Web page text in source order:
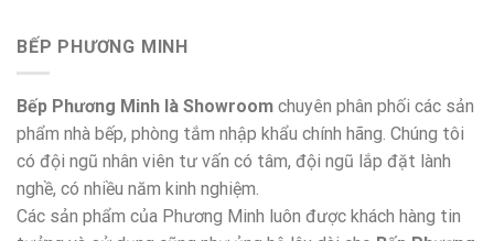
BẾP PHƯƠNG MINH
Bếp Phương Minh là Showroom chuyên phân phối các sản
phẩm nhà bếp, phòng tắm nhập khẩu chính hãng. Chúng tôi
có đội ngũ nhân viên tư vấn có tâm, đội ngũ lắp đặt lành
nghề, có nhiều năm kinh nghiệm.
Các sản phẩm của Phương Minh luôn được khách hàng tin